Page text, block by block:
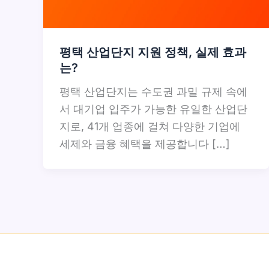
평택 산업단지 지원 정책, 실제 효과
는?
평택 산업단지는 수도권 과밀 규제 속에
서 대기업 입주가 가능한 유일한 산업단
지로, 41개 업종에 걸쳐 다양한 기업에
세제와 금융 혜택을 제공합니다 […]